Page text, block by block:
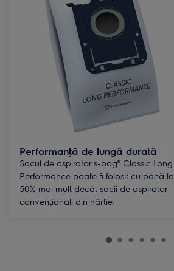
Performanţă de lungă durată
Sacul de aspirator s-bag® Classic Long
Performance poate fi folosit cu până la
50% mai mult decât sacii de aspirator
convenţionali din hârtie.